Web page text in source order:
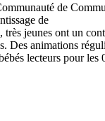
de
de
jeunes ont un
Des animations
lecteurs pour les